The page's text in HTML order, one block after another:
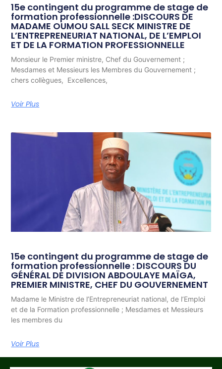
15e contingent du programme de stage de
formation professionnelle :DISCOURS DE
MADAME OUMOU SALL SECK MINISTRE DE
L’ENTREPRENEURIAT NATIONAL, DE L’EMPLOI
ET DE LA FORMATION PROFESSIONNELLE
Monsieur le Premier ministre, Chef du Gouvernement ;
Mesdames et Messieurs les Membres du Gouvernement ;
chers collègues, Excellences,
Voir Plus
15e contingent du programme de stage de
formation professionnelle : DISCOURS DU
GÉNÉRAL DE DIVISION ABDOULAYE MAÏGA,
PREMIER MINISTRE, CHEF DU GOUVERNEMENT
Madame le Ministre de l’Entrepreneuriat national, de l’Emploi
et de la Formation professionnelle ; Mesdames et Messieurs
les membres du
Voir Plus